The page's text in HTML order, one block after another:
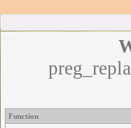
Function